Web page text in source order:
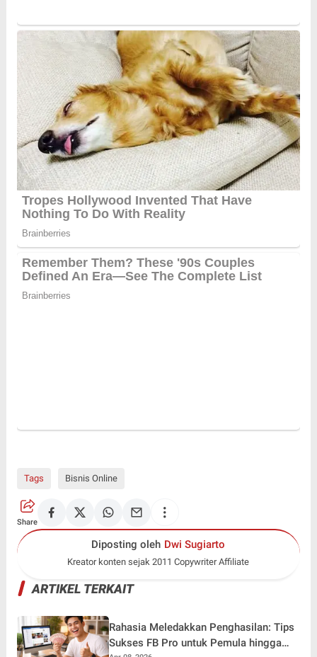
Tags Bisnis Online
Share
Diposting oleh Dwi Sugiarto
Kreator konten sejak 2011 Copywriter Affiliate
ARTIKEL TERKAIT
Rahasia Meledakkan Penghasilan: Tips
Sukses FB Pro untuk Pemula hingga